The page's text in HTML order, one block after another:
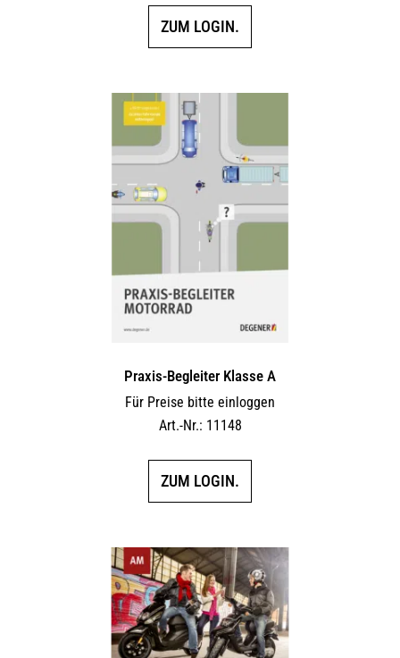
ZUM LOGIN.
Praxis-Begleiter Klasse A
Für Preise bitte einloggen
Art.-Nr.: 11148
ZUM LOGIN.